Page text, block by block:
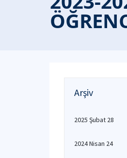
Arşiv
2025 Şubat 28
2024 Nisan 24